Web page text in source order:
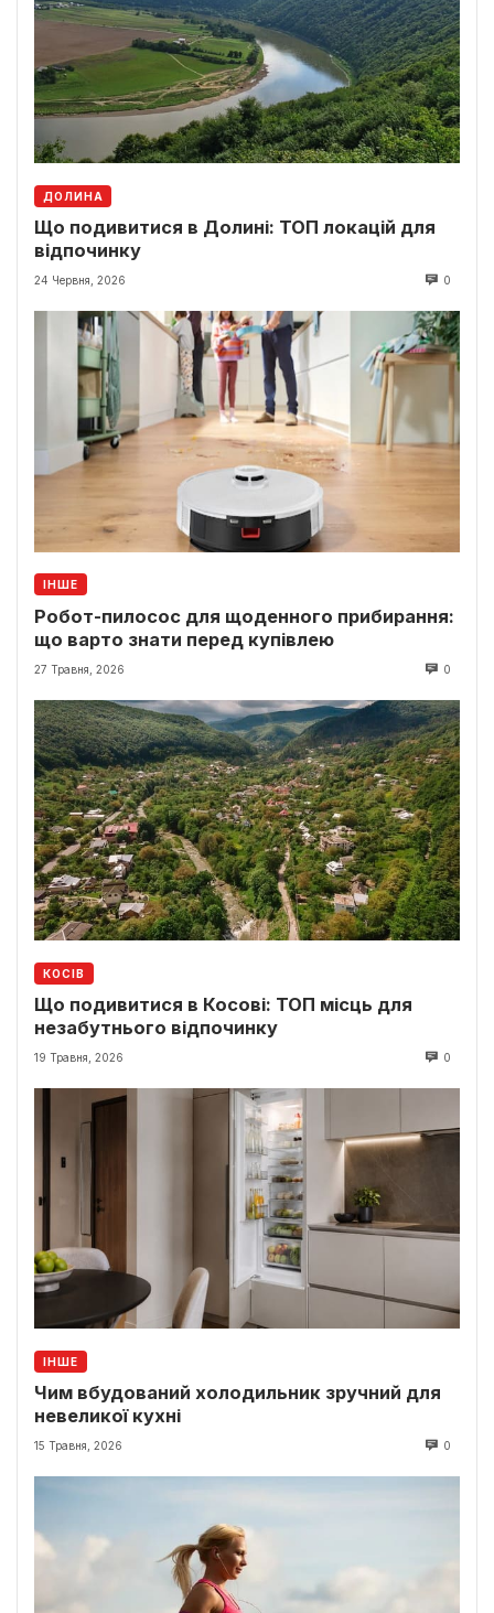
ДОЛИНА
Що подивитися в Долині: ТОП локацій для
відпочинку
24 Червня, 2026 0
ІНШЕ
Робот-пилосос для щоденного прибирання:
що варто знати перед купівлею
27 Травня, 2026 0
КОСІВ
Що подивитися в Косові: ТОП місць для
незабутнього відпочинку
19 Травня, 2026 0
ІНШЕ
Чим вбудований холодильник зручний для
невеликої кухні
15 Травня, 2026 0